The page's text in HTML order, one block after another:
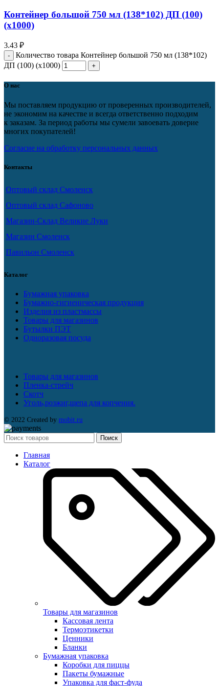
Контейнер большой 750 мл (138*102) ДП (100)
(х1000)
3.43 ₽
Количество товара Контейнер большой 750 мл (138*102)
ДП (100) (х1000)
О нас
Мы поставляем продукцию от проверенных производителей,
не экономим на качестве и всегда ответственно подходим
к заказам. За период работы мы сумели завоевать доверие
многих покупателей!
Согласие на обработку персональных данных
Контакты
Оптовый склад Смоленск
Оптовый склад Сафоново
Магазин-Склад Великие Луки
Магазин Смоленск
Павильон Смоленск
Каталог
Бумажная упаковка
Бумажно-гигиеническая продукция
Изделия из пластмассы
Товары для магазинов
Бутылки ПЭТ
Одноразовая посуда
Товары для магазинов
Пленка-стрейч
Скотч
Уголь,розжиг,щепа для копчения.
© 2022 Created by mobit.ru
Поиск
Главная
Каталог
Товары для магазинов
Кассовая лента
Термоэтикетки
Ценники
Бланки
Бумажная упаковка
Коробки для пиццы
Пакеты бумажные
Упаковка для фаст-фуда